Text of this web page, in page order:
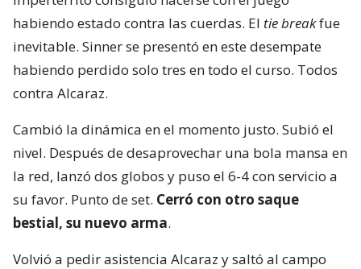
habiendo estado contra las cuerdas. El tie breakfue
inevitable. Sinner se presentó en este desempate
habiendo perdido solo tres en todo el curso. Todos
contra Alcaraz.
Cambió la dinámica en el momento justo. Subió el
nivel. Después de desaprovechar una bola mansa en
la red, lanzó dos globos y puso el 6-4 con servicio a
su favor. Punto de set. Cerró con otro saque
bestial, su nuevo arma.
Volvió a pedir asistencia Alcaraz y saltó al campo